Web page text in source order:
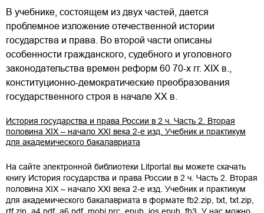
В учебнике, состоящем из двух частей, дается
проблемное изложение отечественной истории
государства и права. Во второй части описаны
особенности гражданского, судебного и уголовного
законодательства времен реформ 60 70-х гг. XIX в.,
конституционно-демократические преобразования
государственного строя в начале XX в.
История государства и права России в 2 ч. Часть 2. Вторая
половина XIX – начало XXI века 2-е изд. Учебник и практикум
для академического бакалавриата
На сайте электронной библиотеки Litportal вы можете скачать
книгу История государства и права России в 2 ч. Часть 2. Вторая
половина XIX – начало XXI века 2-е изд. Учебник и практикум
для академического бакалавриата в формате fb2.zip txt txt.zip